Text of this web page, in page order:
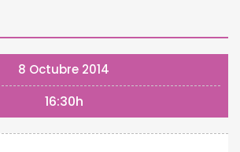
8 Octubre 2014
16:30h